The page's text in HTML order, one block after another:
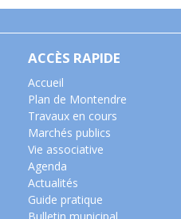
ACCÈS RAPIDE
Accueil
Plan de Montendre
Travaux en cours
Marchés publics
Vie associative
Agenda
Actualités
Guide pratique